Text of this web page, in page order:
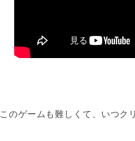
このゲームも難しくて、いつク